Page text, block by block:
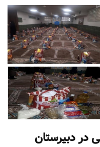
در دبیرستان